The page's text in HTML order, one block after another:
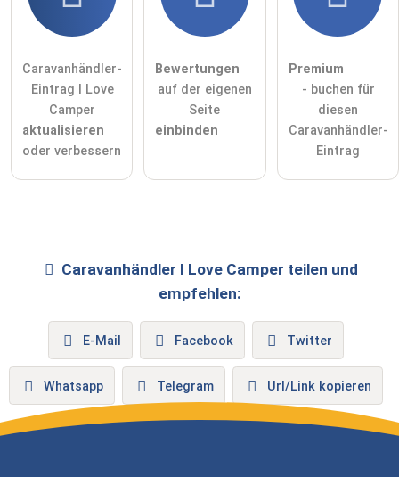
Caravanhändler-
Eintrag I Love
Camper
aktualisieren
oder verbessern
Bewertungen
auf der eigenen
Seite
einbinden
Premium
- buchen für
diesen
Caravanhändler-
Eintrag
Caravanhändler I Love Camper teilen und
empfehlen:
E-Mail Facebook Twitter
Whatsapp Telegram Url/Link kopieren